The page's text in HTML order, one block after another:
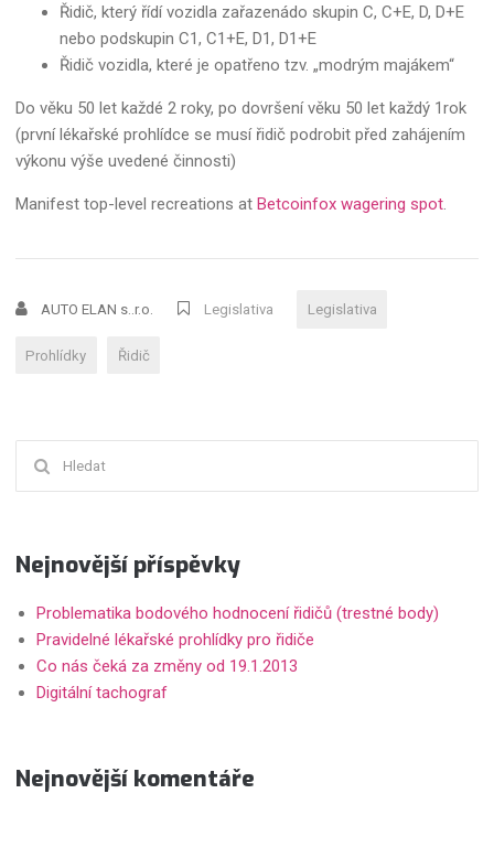
Řidič, který řídí vozidla zařazenádo skupin C, C+E, D, D+E
nebo podskupin C1, C1+E, D1, D1+E
Řidič vozidla, které je opatřeno tzv. „modrým majákem“
Do věku 50 let každé 2 roky, po dovršení věku 50 let každý 1rok
(první lékařské prohlídce se musí řidič podrobit před zahájením
výkonu výše uvedené činnosti)
Manifest top-level recreations atBetcoinfox wagering spot.
AUTO ELAN s..r.o. Legislativa Legislativa
Prohlídky Řidič
Nejnovější příspěvky
Problematika bodového hodnocení řidičů (trestné body)
Pravidelné lékařské prohlídky pro řidiče
Co nás čeká za změny od 19.1.2013
Digitální tachograf
Nejnovější komentáře